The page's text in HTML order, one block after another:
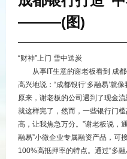
———(图)
“财神”上门 雪中送炭
从事IT生意的谢老板看到 成都
高兴地说：“成都银行‘多融易’就
原来，谢老板的公司遇到了现金
就这样完了，然而，一些银行门
高，让我焦急万分。”谢老板说，
融易”小微企业专属融资产品，可
100%高抵押率的特点。通过“多